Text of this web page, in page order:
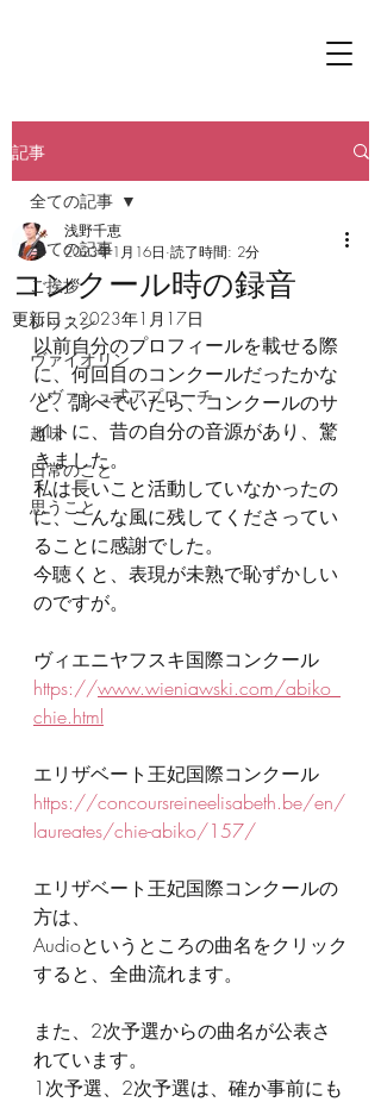
記事
全ての記事
ご挨拶
レッスン
ヴァイオリン
ハヴァシュ式アプローチ
趣味
日常のこと
思うこと
全ての記事
コンクール時の録音
浅野千恵
2023年1月16日 読了時間: 2分
更新日：2023年1月17日
以前自分のプロフィールを載せる際
に、何回目のコンクールだったかな
ど、調べていたら、コンクールのサ
イトに、昔の自分の音源があり、驚
きました。
私は長いこと活動していなかったの
に、こんな風に残してくださってい
ることに感謝でした。
今聴くと、表現が未熟で恥ずかしい
のですが。
ヴィエニヤフスキ国際コンクール
https://www.wieniawski.com/abiko_
chie.html
エリザベート王妃国際コンクール
https://concoursreineelisabeth.be/en/
laureates/chie-abiko/157/
エリザベート王妃国際コンクールの
方は、
Audioというところの曲名をクリック
すると、全曲流れます。
また、2次予選からの曲名が公表さ
れています。
1次予選、2次予選は、確か事前にも